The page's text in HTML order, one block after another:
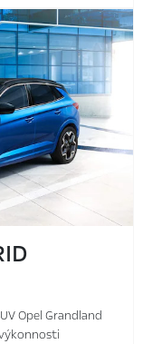
Opel Grandland